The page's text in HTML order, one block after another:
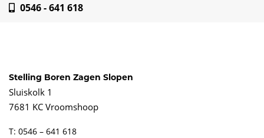
0546 - 641 618
Stelling Boren Zagen Slopen
Sluiskolk 1
7681 KC Vroomshoop
T: 0546 – 641 618